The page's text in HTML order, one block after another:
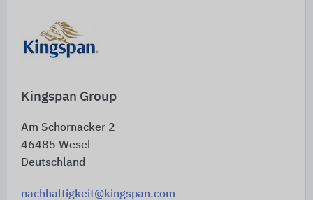
Kingspan Group
Am Schornacker 2
46485 Wesel
Deutschland
nachhaltigkeit@kingspan.com
Website oder verfolgen Sie unsere Reise in den
sozialen Medien.